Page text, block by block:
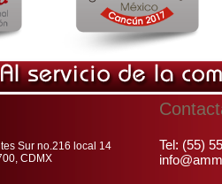
Sur no.216 local 14
CDMX
Tel: (55)